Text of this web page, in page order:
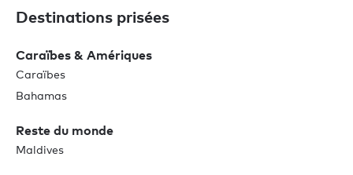
Destinations prisées
Caraïbes & Amériques
Caraïbes
Bahamas
Reste du monde
Maldives